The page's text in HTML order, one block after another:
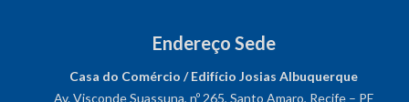
Endereço Sede
Casa do Comércio / Edifício Josias Albuquerque
Av. Visconde Suassuna, nº 265, Santo Amaro, Recife – PE